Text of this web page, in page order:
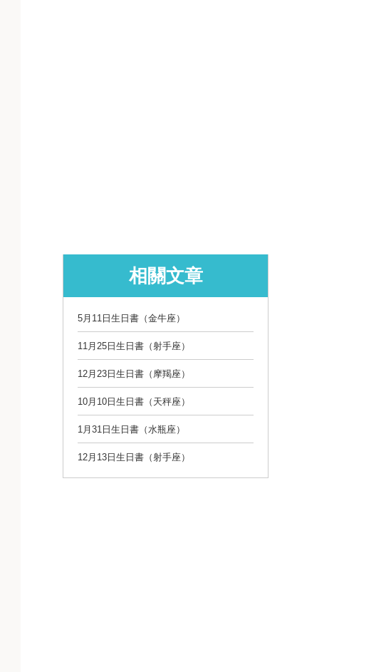
相關文章
5月11日生日書（金牛座）
11月25日生日書（射手座）
12月23日生日書（摩羯座）
10月10日生日書（天秤座）
1月31日生日書（水瓶座）
12月13日生日書（射手座）